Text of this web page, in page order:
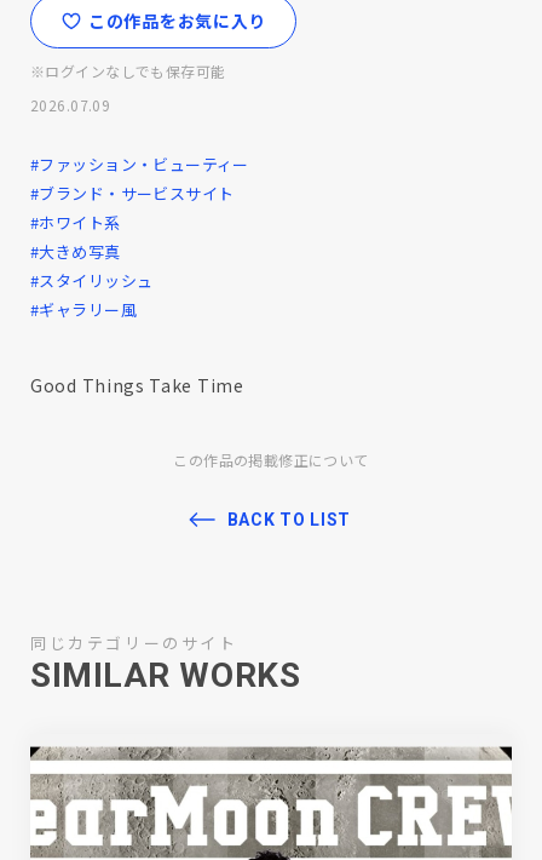
この作品をお気に入り
※ログインなしでも保存可能
2026.07.09
#ファッション・ビューティー
#ブランド・サービスサイト
#ホワイト系
#大きめ写真
#スタイリッシュ
#ギャラリー風
Good Things Take Time
この作品の掲載修正について
BACK TO LIST
同じカテゴリーのサイト
SIMILAR WORKS